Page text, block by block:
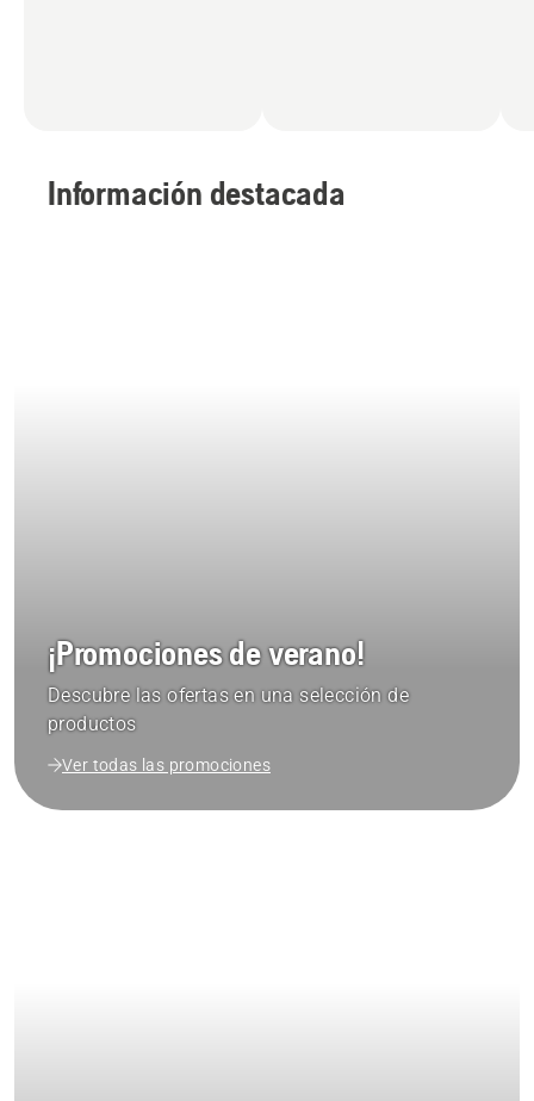
Información destacada
¡Promociones de verano!
Descubre las ofertas en una selección de
productos
Ver todas las promociones